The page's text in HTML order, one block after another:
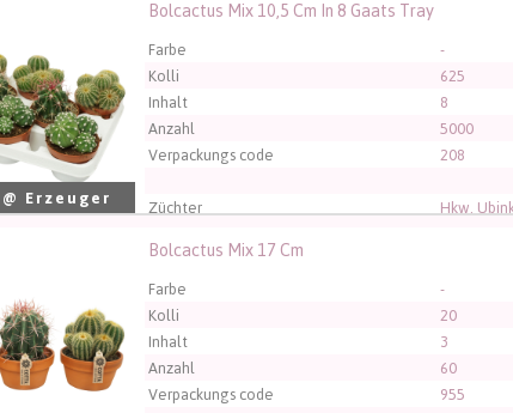
Erzeuger
Bolcactus Mix 10,5 Cm In 8 Gaats Tray
Farbe -
Kolli
625
Inhalt
8
Anzahl
5000
Verpackungs code
208
Züchter
Hkw.
Mix 10,5 Cm In 8 Gaats Tray
angemeldet sein, um kaufen zu können. Klicken Sie
Bolcactus Mix 17 Cm
Farbe -
Kolli
20
Inhalt
3
Anzahl
60
Verpackungs code
955
angemeldet sein, um kaufen zu können. Klicken Sie